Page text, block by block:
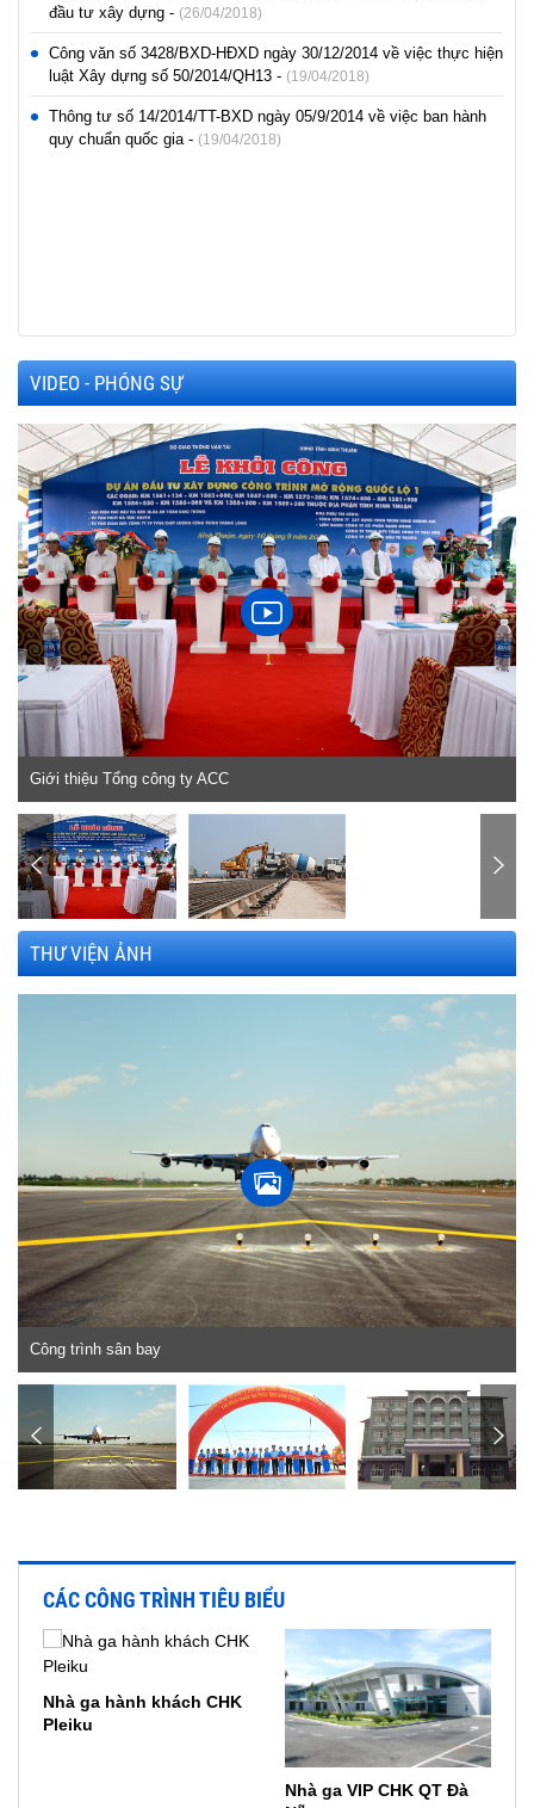
đầu tư xây dựng - (26/04/2018)
Công văn số 3428/BXD-HĐXD ngày 30/12/2014 về việc thực hiện
luật Xây dựng số 50/2014/QH13 - (19/04/2018)
Thông tư số 14/2014/TT-BXD ngày 05/9/2014 về việc ban hành
quy chuẩn quốc gia - (19/04/2018)
VIDEO - PHÓNG SỰ
Giới thiệu Tổng công ty ACC
THƯ VIỆN ẢNH
Công trình sân bay
CÁC CÔNG TRÌNH TIÊU BIỂU
Nhà ga hành khách CHK
Pleiku
Nhà ga VIP CHK QT Đà